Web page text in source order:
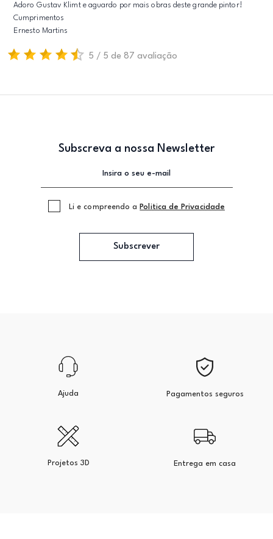
Adoro Gustav Klimt e aguardo por mais obras deste grande pintor!
Cumprimentos
Ernesto Martins
5 / 5 de 87 avaliação
Subscreva a nossa Newsletter
Li e compreendo a Politica de Privacidade
Subscrever
Ajuda Pagamentos seguros
Projetos 3D Entrega em casa